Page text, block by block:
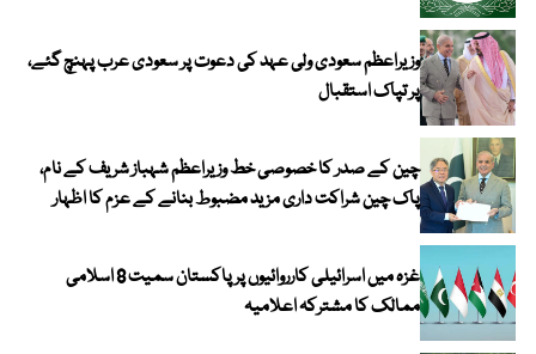
وزیراعظم سعودی ولی عہد کی دعوت پر سعودی عرب پہنچ گئے،
پر تپاک استقبال
چین کے صدر کا خصوصی خط وزیراعظم شہباز شریف کے نام،
پاک چین شراکت داری مزید مضبوط بنانے کے عزم کا اظہار
غزہ میں اسرائیلی کارروائیوں پر پاکستان سمیت 8 اسلامی
ممالک کا مشترکہ اعلامیہ